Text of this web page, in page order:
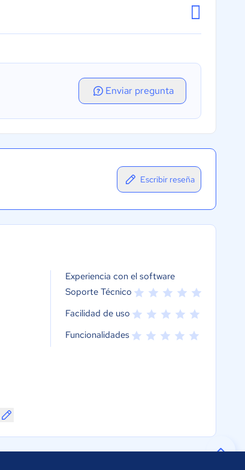
Enviar pregunta
Escribir reseña
Experiencia con el software
Soporte Técnico
Facilidad de uso
Funcionalidades